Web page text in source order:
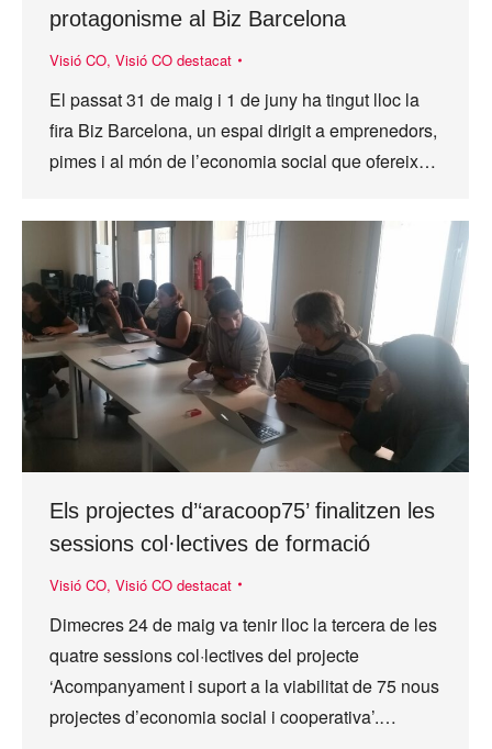
protagonisme al Biz Barcelona
Visió CO, Visió CO destacat
El passat 31 de maig i 1 de juny ha tingut lloc la
fira Biz Barcelona, un espai dirigit a emprenedors,
pimes i al món de l’economia social que ofereix…
Els projectes d’‘aracoop75’ finalitzen les
sessions col·lectives de formació
Visió CO, Visió CO destacat
Dimecres 24 de maig va tenir lloc la tercera de les
quatre sessions col·lectives del projecte
‘Acompanyament i suport a la viabilitat de 75 nous
projectes d’economia social i cooperativa’.…